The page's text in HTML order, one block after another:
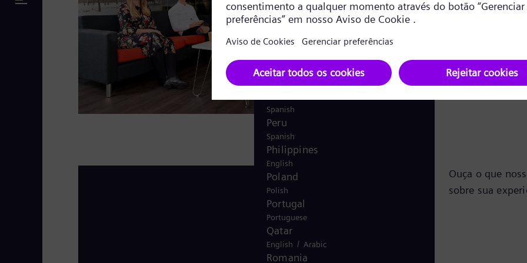
Ouça o que
sobre sua
Norway
Oman
Pakistan
Spanish
Peru
Spanish
Philippines
English
Poland
Polish
Portugal
Portuguese
Qatar
English / Arabic
Romania